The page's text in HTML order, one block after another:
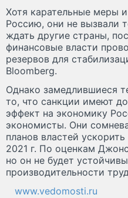
Хотя карательные меры
Россию, они не вызвали
ждать другие страны,
финансовые власти
резервов для
Bloomberg.
Однако замедлившиеся
то, что санкции имеют
эффект на экономику
экономисты. Они
планов властей
2021 г. По оценкам
но он не будет
производительности
www.vedomosti.ru